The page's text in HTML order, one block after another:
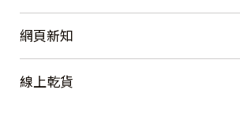
網頁新知
線上乾貨